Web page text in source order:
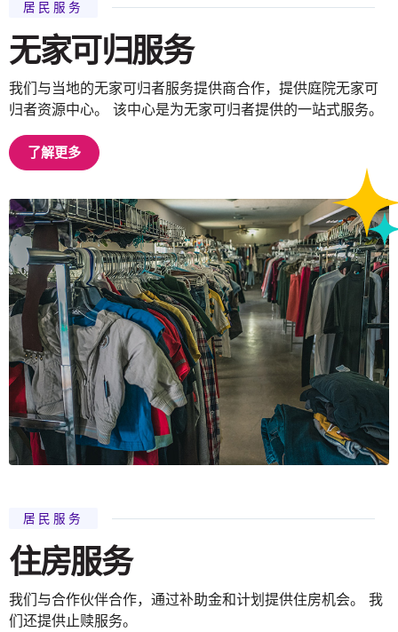
居民服务
无家可归服务
我们与当地的无家可归者服务提供商合作，提供庭院无家可
归者资源中心。 该中心是为无家可归者提供的一站式服务。
了解更多
居民服务
住房服务
我们与合作伙伴合作，通过补助金和计划提供住房机会。 我
们还提供止赎服务。